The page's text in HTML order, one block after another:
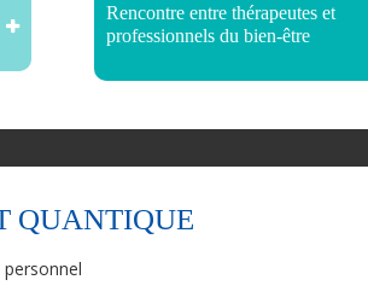
Rencontre entre thérapeutes et
professionnels du bien-être
QUANTIQUE